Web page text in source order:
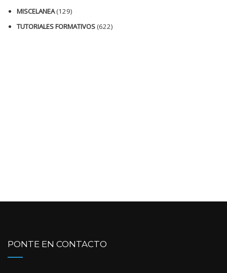
MISCELANEA(129)
TUTORIALES FORMATIVOS(622)
PONTE EN CONTACTO